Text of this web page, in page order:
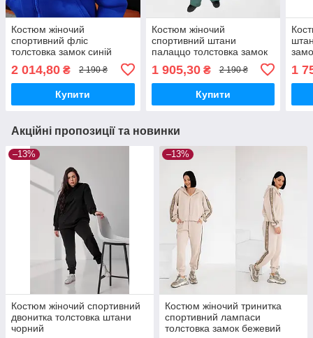
Костюм жіночий
спортивний фліс
толстовка замок синій
2 014,80 ₴ 2 190 ₴
Купити
Костюм жіночий
спортивний штани
палаццо толстовка замок
1 905,30₴ 2 190 ₴
Купити
1
Акційні пропозиції та новинки
–13%
Костюм жіночий спортивний
двонитка толстовка штани
чорний
–13%
Костюм жіночий тринитка
спортивний лампаси
толстовка замок бежевий